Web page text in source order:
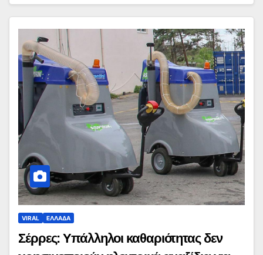
VIRAL ΕΛΛΑΔΑ
Σέρρες: Υπάλληλοι καθαριότητας δεν